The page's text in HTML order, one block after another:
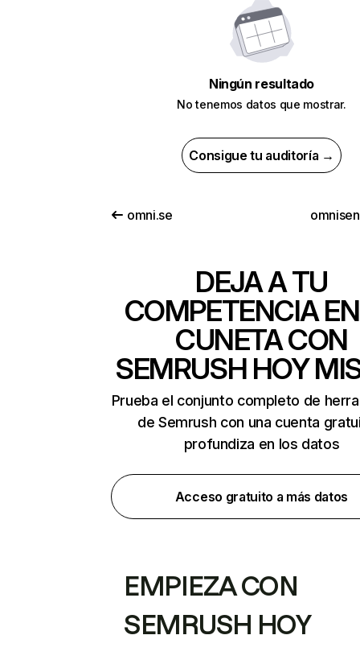
Ningún resultado
No tenemos datos que mostrar.
Consigue tu auditoría →
omni.se
DEJA A TU
COMPETENCIA
CUNETA CON
SEMRUSH HOY
Prueba el conjunto completo de
de Semrush con una cuenta
profundiza en los datos
Acceso gratuito a más datos
EMPIEZA CON
SEMRUSH HOY